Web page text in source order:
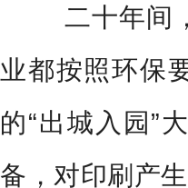
二十年间
业都按照环保
的“出城入园”
备，对印刷产